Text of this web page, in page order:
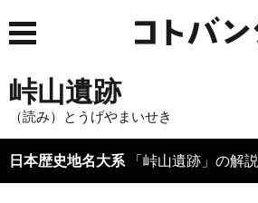
峠山遺跡
（読み）とうげやまいせき
日本歴史地名大系 「峠山遺跡」の解説